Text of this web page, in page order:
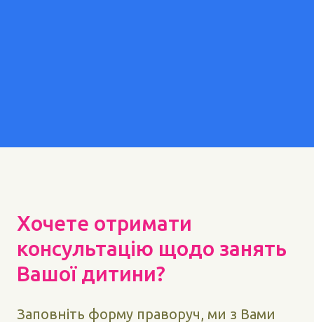
Хочете отримати
консультацію щодо занять
Вашої дитини?
Заповніть форму праворуч, ми з Вами